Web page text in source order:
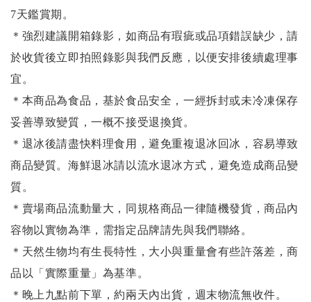
7天鑑賞期。
＊強烈建議開箱錄影，如商品有瑕疵或品項錯誤缺少，請
於收貨後立即拍照錄影與我們反應，以便安排後續處理事
宜。
＊本商品為食品，基於食品安全，一經拆封或未冷凍保存
妥善導致變質，一概不接受退換貨。
＊退冰後請盡快料理食用，避免重複退冰回冰，容易導致
商品變質。海鮮退冰請以流水退冰方式，避免造成商品變
質。
＊賣場商品流動量大，同規格商品一律隨機發貨，商品內
容物以實物為準，需指定品牌請先與我們聯絡。
＊天然生物均有生長特性，大小與重量會有些許落差，商
品以「實際重量」為基準。
＊晚上九點前下單，約兩天內出貨，週末物流無收件。